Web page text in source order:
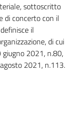
sottoscritto
di concerto con il
il
di cui
giugno 2021, n.80,
2021, n.113.